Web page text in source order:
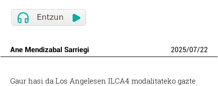
Ane Mendizabal Sarriegi 2025/07/22
Gaur hasi da Los Angelesen ILCA4 modalitateko gazte